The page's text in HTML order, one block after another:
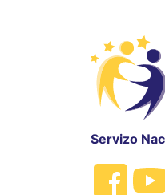
Servizo